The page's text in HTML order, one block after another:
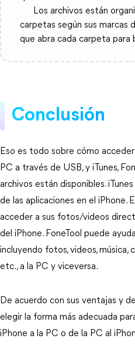
Los archivos están
carpetas según sus marcas
que abra cada carpeta para
Conclusión
Eso es todo sobre cómo
PC a través de USB, y iTunes,
archivos están disponibles.
de las aplicaciones en el iPhone.
acceder a sus fotos/videos
del iPhone. FoneTool puede
incluyendo fotos, videos, música,
etc., a la PC y viceversa.
De acuerdo con sus ventajas y
elegir la forma más adecuada
iPhone a la PC o de la PC al